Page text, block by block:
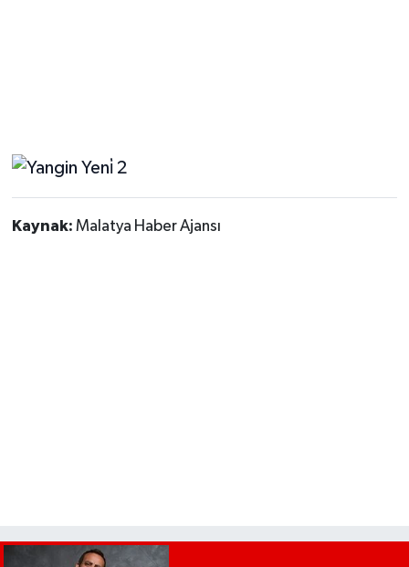
Kaynak: Malatya Haber Ajansı